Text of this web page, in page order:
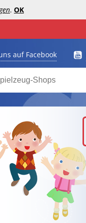
. OK
auf Facebook